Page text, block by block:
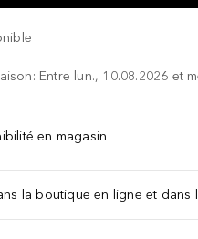
Entre lun., 10.08.2026 et
en magasin
la boutique en ligne et dans